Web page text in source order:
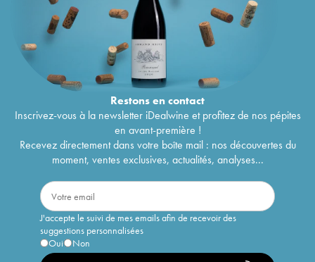
Restons encontact
Inscrivez-vous à la newsletter iDealwine et profitez de nos pépites
en avant-première !
Recevez directement dans votre boîte mail : nos découvertes du
moment, ventes exclusives, actualités, analyses...
J'accepte le suivi de mes emails afin de recevoir des
suggestions personnalisées
Oui
Non